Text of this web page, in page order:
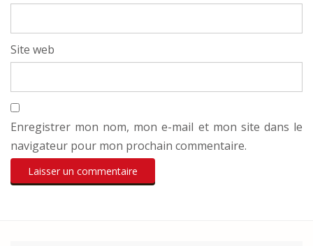
Site web
Enregistrer mon nom, mon e-mail et mon site dans le
navigateur pour mon prochain commentaire.